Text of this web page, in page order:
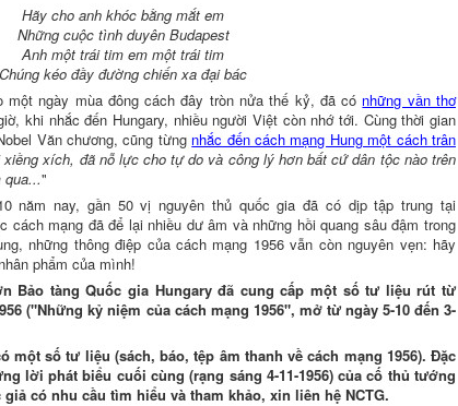
Hãy cho anh khóc bằng mắt em
Những cuộc tình duyên Budapest
Anh một trái tim em một trái tim
Chúng kéo đầy đường chiến xa đại bác
một ngày mùa đông cách đây tròn nửa thế kỷ, đã có những vần thơ
khi nhắc đến Hungary, nhiều người Việt còn nhớ tới. Cùng thời gian
Văn chương, cũng từng nhắc đến cách mạng Hung một cách trân
xích, đã nỗ lực cho tự do và công lý hơn bất cứ dân tộc nào trên
"
năm nay, gần 50 vị nguyên thủ quốc gia đã có dịp tập trung tại
cách mạng đã để lại nhiều dư âm và những hồi quang sâu đậm trong
những thông điệp của cách mạng 1956 vẫn còn nguyên vẹn: hãy
phẩm của mình!
Bảo tàng Quốc gia Hungary đã cung cấp một số tư liệu rút từ
("Những kỷ niệm của cách mạng 1956", mở từ ngày 5-10 đến 3-
một số tư liệu (sách, báo, tệp âm thanh về cách mạng 1956). Đặc
lời phát biểu cuối cùng (rạng sáng 4-11-1956) của cố thủ tướng
có nhu cầu tìm hiểu và tham khảo, xin liên hệ NCTG.